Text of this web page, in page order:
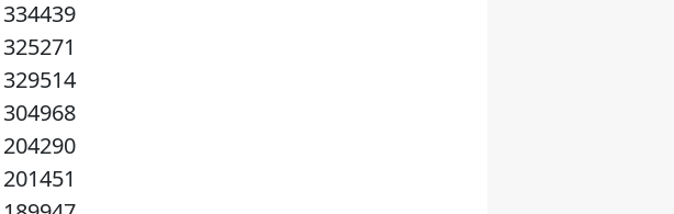
334439
325271
329514
304968
204290
201451